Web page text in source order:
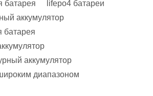
батарея
lifepo4 батареи
аккумулятор
батарея
аккумулятор
диапазоном